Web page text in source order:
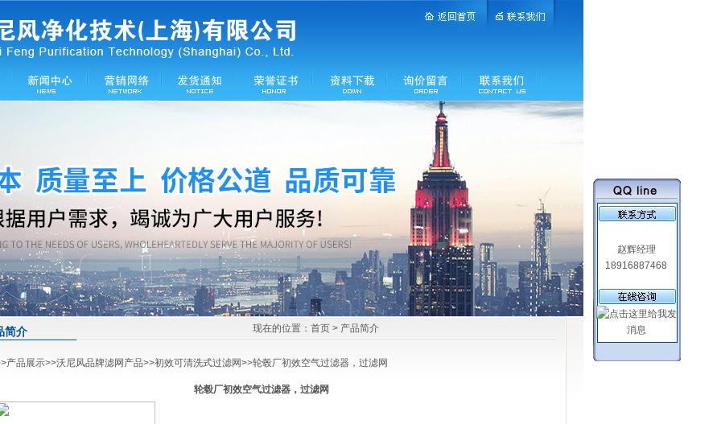
赵辉经理
18916887468
简介 现在的位置： 首页 > 产品简介
产品展示>>沃尼风品牌滤网产品>>初效可清洗式过滤网>>轮毂厂初效空气过滤器，过滤网
轮毂厂初效空气过滤器，过滤网